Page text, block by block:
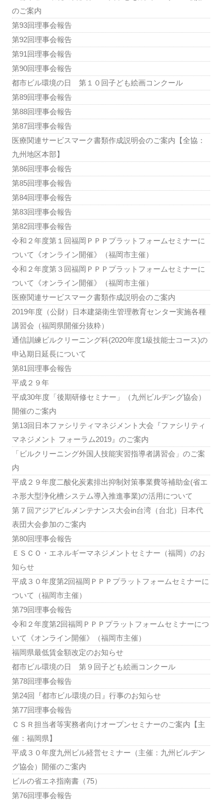
のご案内
第93回理事会報告
第92回理事会報告
第91回理事会報告
第90回理事会報告
都市ビル環境の日 第１０回子ども絵画コンクール
第89回理事会報告
第88回理事会報告
第87回理事会報告
医療関連サービスマーク書類作成説明会のご案内【全協：
九州地区本部】
第86回理事会報告
第85回理事会報告
第84回理事会報告
第83回理事会報告
第82回理事会報告
令和２年度第１回福岡ＰＰＰプラットフォームセミナーに
ついて《オンライン開催》（福岡市主催）
令和２年度第３回福岡ＰＰＰプラットフォームセミナーに
ついて《オンライン開催》（福岡市主催）
医療関連サービスマーク書類作成説明会のご案内
2019年度（公財）日本建築衛生管理教育センター実施各種
講習会（福岡県開催分抜粋）
通信訓練ビルクリーニング科(2020年度1級技能士コース)の
申込期日延長について
第81回理事会報告
平成２９年
平成30年度「後期研修セミナー」（九州ビルヂング協会）
開催のご案内
第13回日本ファシリティマネジメント大会『ファシリティ
マネジメント フォーラム2019』のご案内
「ビルクリーニング外国人技能実習指導者講習会」のご案
内
平成２９年度二酸化炭素排出抑制対策事業費等補助金(省エ
ネ形大型浄化槽システム導入推進事業)の活用について
第７回アジアビルメンテナンス大会in台湾（台北）日本代
表団大会参加のご案内
第80回理事会報告
ＥＳＣＯ・エネルギーマネジメントセミナー（福岡）のお
知らせ
平成３０年度第2回福岡ＰＰＰプラットフォームセミナーに
ついて（福岡市主催）
第79回理事会報告
令和２年度第2回福岡ＰＰＰプラットフォームセミナーにつ
いて《オンライン開催》（福岡市主催）
福岡県最低賃金額改定のお知らせ
都市ビル環境の日 第９回子ども絵画コンクール
第78回理事会報告
第24回『都市ビル環境の日』行事のお知らせ
第77回理事会報告
ＣＳＲ担当者等実務者向けオープンセミナーのご案内【主
催：福岡県】
平成３０年度九州ビル経営セミナー（主催：九州ビルヂン
グ協会）開催のご案内
ビルの省エネ指南書（75）
第76回理事会報告